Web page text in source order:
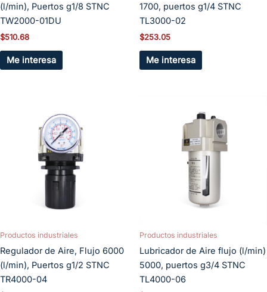
(l/min), Puertos g1/8 STNC
TW2000-01DU
$510.68
Me interesa
1700, puertos g1/4 STNC
TL3000-02
$253.05
Me interesa
Productos industriales
Regulador de Aire, Flujo 6000
(l/min), Puertos g1/2 STNC
TR4000-04
Productos industriales
Lubricador de Aire flujo (l/min)
5000, puertos g3/4 STNC
TL4000-06